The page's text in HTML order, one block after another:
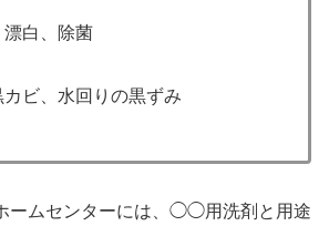
白、除菌
ビ、水回りの黒ずみ
ームセンターには、◯◯用洗剤と用途